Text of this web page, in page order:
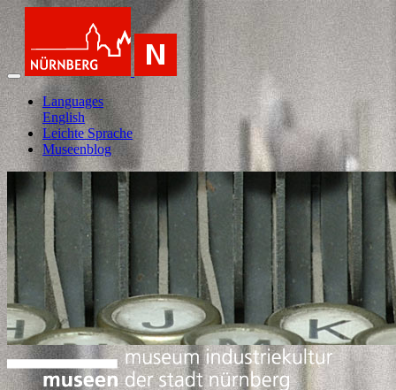
Languages
English
Leichte Sprache
Museenblog